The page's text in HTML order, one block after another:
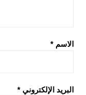
الاسم *
البريد الإلكتروني *